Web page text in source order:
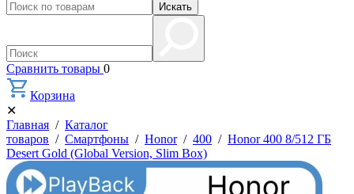
Искать
Сравнить товары 0
Корзина
✕
Главная / Каталог
товаров / Смартфоны / Honor/ 400 / Honor 400 8/512 ГБ
Desert Gold (Global Version, Slim Box)